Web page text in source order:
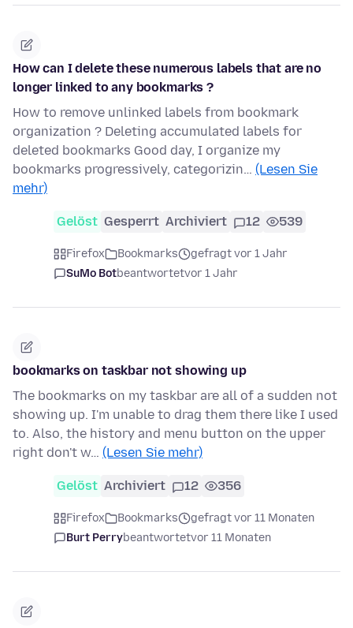
How can I delete these numerous labels that are no
longer linked to any bookmarks ?
How to remove unlinked labels from bookmark
organization ? Deleting accumulated labels for
deleted bookmarks Good day, I organize my
bookmarks progressively, categorizin… (Lesen Sie
mehr)
Gelöst Gesperrt Archiviert 12 539
Firefox Bookmarks
gefragt vor 1 Jahr
SuMo Botbeantwortetvor 1 Jahr
bookmarks on taskbar not showing up
The bookmarks on my taskbar are all of a sudden not
showing up. I'm unable to drag them there like I used
to. Also, the history and menu button on the upper
right don't w… (Lesen Sie mehr)
Gelöst Archiviert 12 356
Firefox Bookmarks
gefragt vor 11 Monaten
Burt Perrybeantwortetvor 11 Monaten